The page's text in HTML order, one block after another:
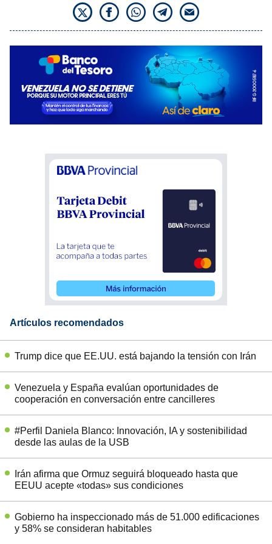
Artículos recomendados
Trump dice que EE.UU. está bajando la tensión con Irán
Venezuela y España evalúan oportunidades de
cooperación en conversación entre cancilleres
#Perfil Daniela Blanco: Innovación, IA y sostenibilidad
desde las aulas de la USB
Irán afirma que Ormuz seguirá bloqueado hasta que
EEUU acepte «todas» sus condiciones
Gobierno ha inspeccionado más de 51.000 edificaciones
y 58% se consideran habitables